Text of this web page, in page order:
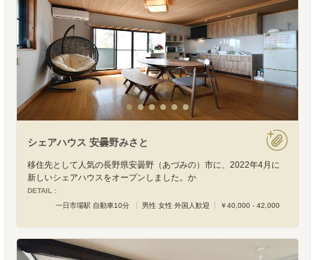
シェアハウス 安曇野みさと
移住先として人気の長野県安曇野（あづみの）市に、2022年4月に
新しいシェアハウスをオープンしました。か
DETAIL :
一日市場駅 自動車10分
男性 女性 外国人歓迎 ￥40,000 - 42,000